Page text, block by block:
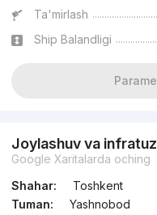
Ta'mirlash
Ship Balandligi
Joylashuv va
Google Xaritalarda oching
Shahar:
Toshkent
Tuman:
Yashnobod